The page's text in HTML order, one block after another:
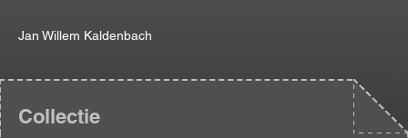
Jan Willem Kaldenbach
Collectie